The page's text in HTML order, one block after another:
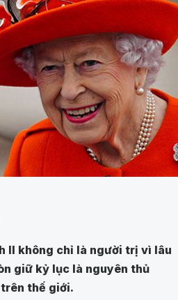
II không chỉ là người trị vì lâu
giữ kỷ lục là nguyên thủ
thế giới.